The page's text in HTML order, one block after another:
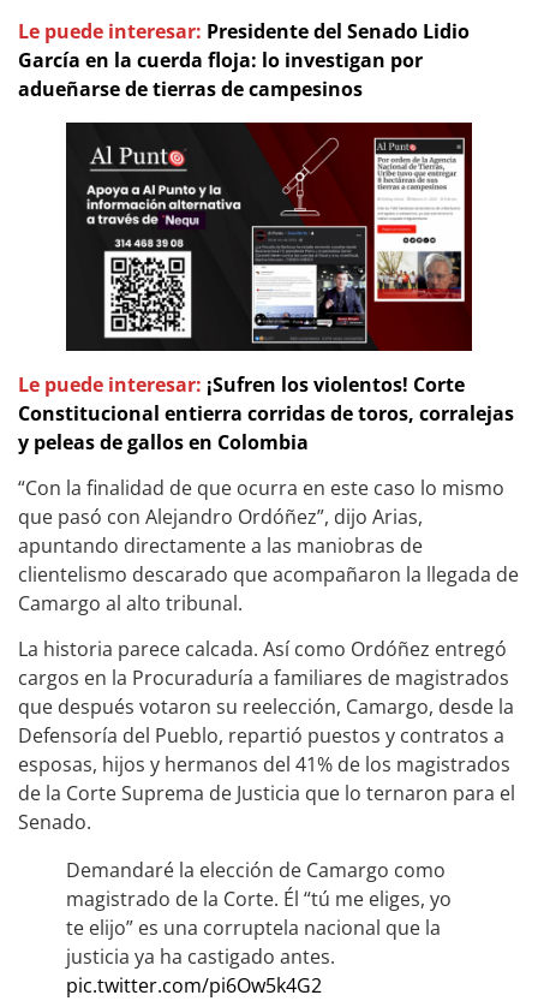
Le puede interesar: Presidente del Senado Lidio
García en la cuerda floja: lo investigan por
adueñarse de tierras de campesinos
Le puede interesar: ¡Sufren los violentos! Corte
Constitucional entierra corridas de toros, corralejas
y peleas de gallos en Colombia
“Con la finalidad de que ocurra en este caso lo mismo
que pasó con Alejandro Ordóñez”, dijo Arias,
apuntando directamente a las maniobras de
clientelismo descarado que acompañaron la llegada de
Camargo al alto tribunal.
La historia parece calcada. Así como Ordóñez entregó
cargos en la Procuraduría a familiares de magistrados
que después votaron su reelección, Camargo, desde la
Defensoría del Pueblo, repartió puestos y contratos a
esposas, hijos y hermanos del 41% de los magistrados
de la Corte Suprema de Justicia que lo ternaron para el
Senado.
Demandaré la elección de Camargo como
magistrado de la Corte. Él “tú me eliges, yo
te elijo” es una corruptela nacional que la
justicia ya ha castigado antes.
pic.twitter.com/pi6Ow5k4G2